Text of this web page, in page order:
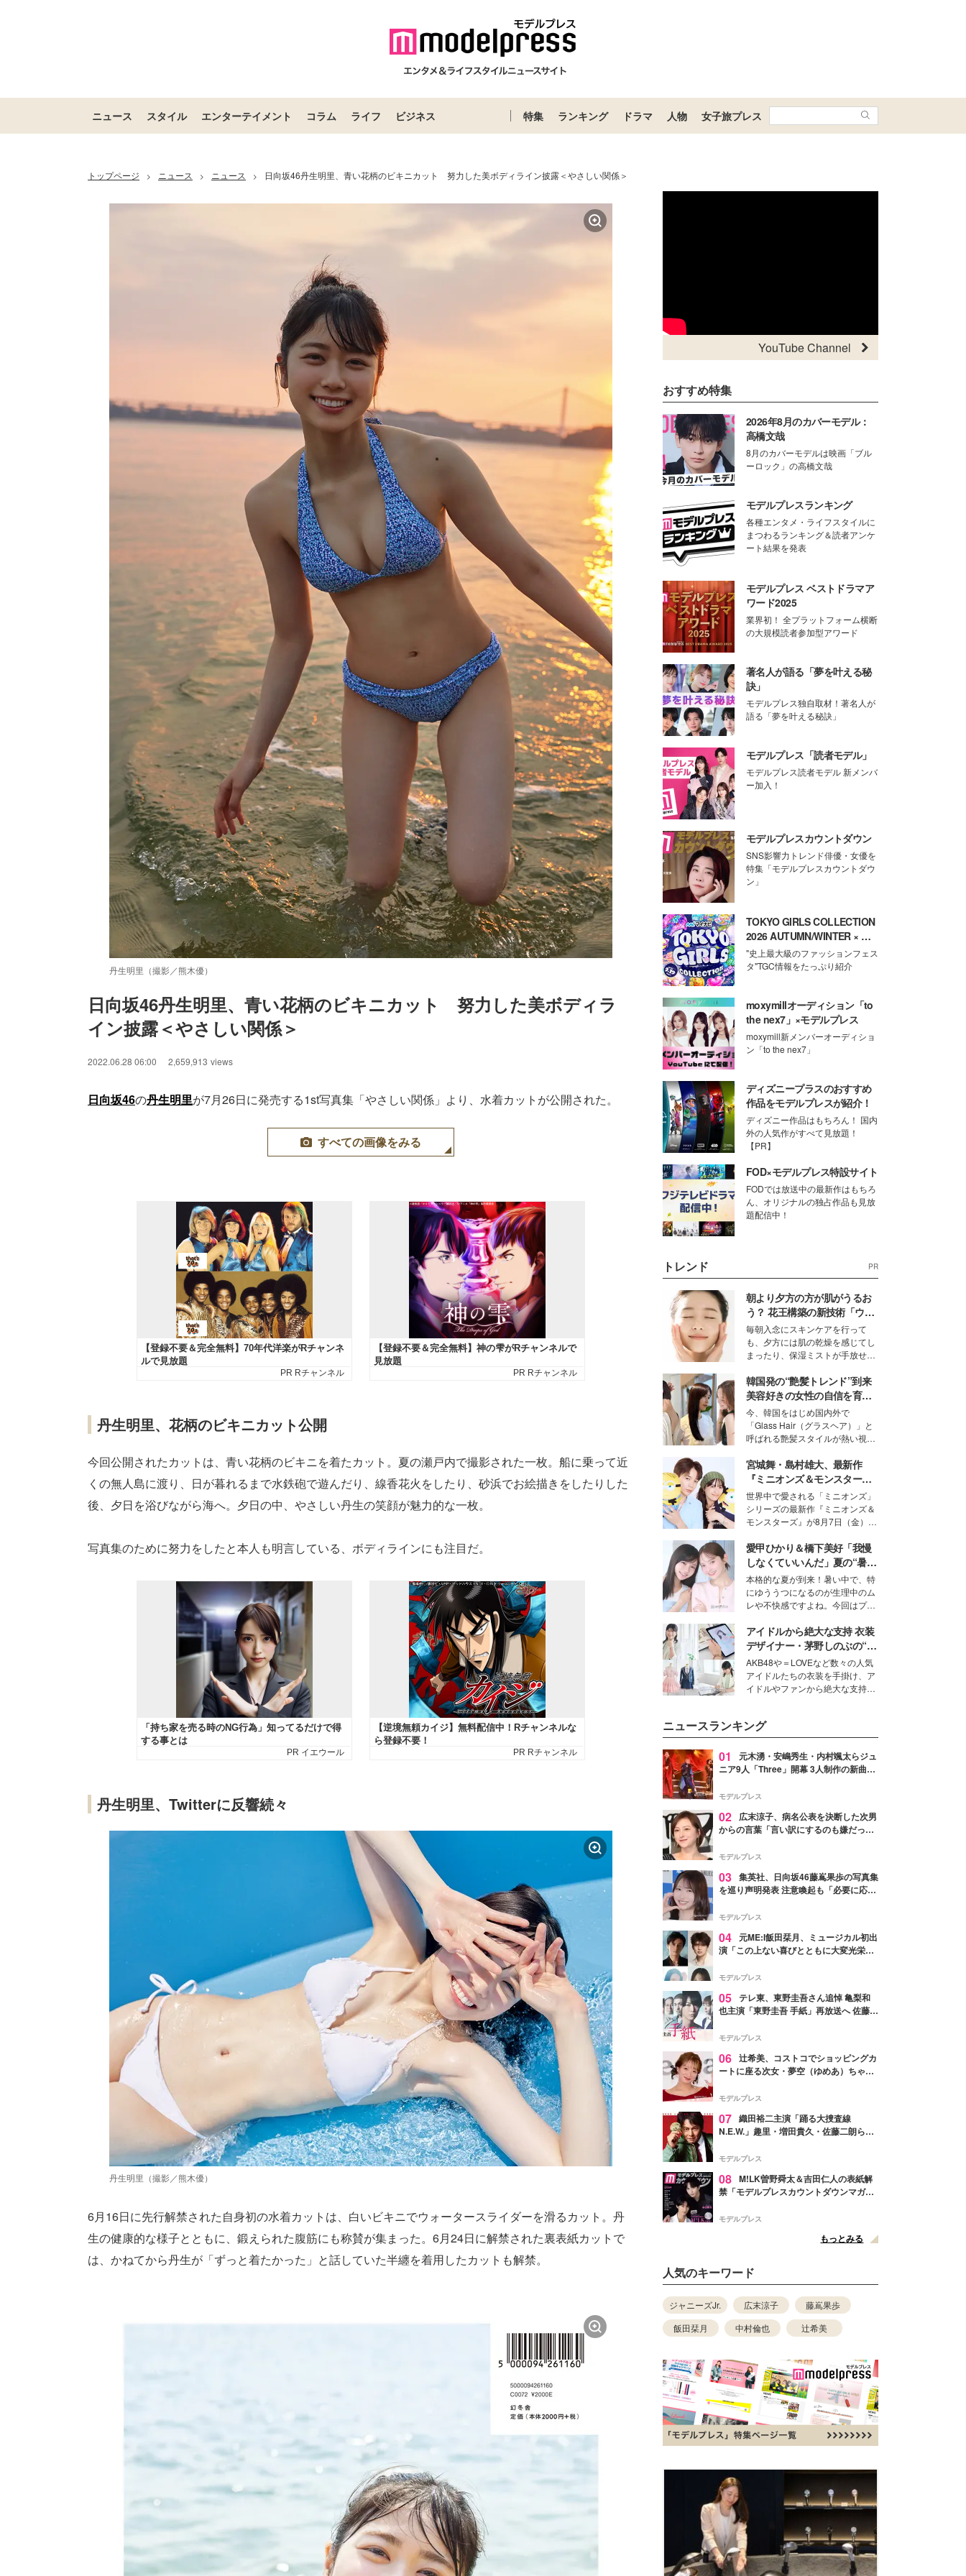
ニュース スタイル エンターテイメント コラム ライフ ビジネス 特集 ランキング ドラマ 人物 女子旅プレス
トップページ > ニュース > ニュース > 日向坂46丹生明里、青い花柄のビキニカット 努力した美ボディライン披露＜やさしい関係＞
丹生明里（撮影／熊木優）
日向坂46丹生明里、青い花柄のビキニカット　努力した美ボディラ
イン披露＜やさしい関係＞
2022.06.28 06:00 2,659,913 views
日向坂46の丹生明里が7月26日に発売する1st写真集「やさしい関係」より、水着カットが公開された。
すべての画像をみる
丹生明里、花柄のビキニカット公開
今回公開されたカットは、青い花柄のビキニを着たカット。夏の瀬戸内で撮影された一枚。船に乗って近
くの無人島に渡り、日が暮れるまで水鉄砲で遊んだり、線香花火をしたり、砂浜でお絵描きをしたりした
後、夕日を浴びながら海へ。夕日の中、やさしい丹生の笑顔が魅力的な一枚。
写真集のために努力をしたと本人も明言している、ボディラインにも注目だ。
丹生明里、Twitterに反響続々
丹生明里（撮影／熊木優）
6月16日に先行解禁された自身初の水着カットは、白いビキニでウォータースライダーを滑るカット。丹
生の健康的な様子とともに、鍛えられた腹筋にも称賛が集まった。6月24日に解禁された裏表紙カットで
は、かねてから丹生が「ずっと着たかった」と話していた半纏を着用したカットも解禁。
YouTube Channel
おすすめ特集
2026年8月のカバーモデル：
高橋文哉
8月のカバーモデルは映画「ブル
ーロック」の高橋文哉
モデルプレスランキング
各種エンタメ・ライフスタイルに
まつわるランキング＆読者アンケ
ート結果を発表
モデルプレス ベストドラマア
ワード2025
業界初！ 全プラットフォーム横断
の大規模読者参加型アワード
著名人が語る「夢を叶える秘
訣」
モデルプレス独自取材！著名人が
語る「夢を叶える秘訣」
モデルプレス「読者モデル」
モデルプレス読者モデル 新メンバ
ー加入！
モデルプレスカウントダウン
SNS影響力トレンド俳優・女優を
特集「モデルプレスカウントダウ
ン」
TOKYO GIRLS COLLECTION
2026 AUTUMN/WINTER × モ
デルプレス
"史上最大級のファッションフェス
タ"TGC情報をたっぷり紹介
moxymillオーディション「to
the nex7」×モデルプレス
moxymill新メンバーオーディショ
ン「to the nex7」
ディズニープラスのおすすめ
作品をモデルプレスが紹介！
ディズニー作品はもちろん！ 国内
外の人気作がすべて見放題！
【PR】
FOD×モデルプレス特設サイト
FODでは放送中の最新作はもちろ
ん、オリジナルの独占作品も見放
題配信中！
トレンド PR
朝より夕方の方が肌がうるお
う？ 花王構築の新技術「ウォ
ーターキャプチャリングスキ
ン（捕水肌）」がスキンケア
の常識を変える予感
毎朝入念にスキンケアを行って
も、夕方には肌の乾燥を感じてし
まったり、保湿ミストが手放せな
な美容の常識を大きく変える可能
性を秘めた、革新的な「Water
Capturing Skin（ウォーターキャ
プチャリングスキン：捕水肌）」
技術を、花王が構築した。
韓国発の“艶髪トレンド”到来
美容好きの女性の自信を育む
「ヘアケア事情」って？
今、韓国をはじめ国内外で
「Glass Hair（グラスヘア）」と
呼ばれる艶髪スタイルが熱い視線
ションの完成度を高めるベースと
して、“髪そのものの美しさ”に改
めて注目する人が増えている様
子。今回は、そんな憧れの艶やか
な髪を日常で叶える、美容好きの
女性たちのヘアケア事情を紹介し
ます。
宮城舞・島村雄大、最新作
『ミニオンズ＆モンスター
ズ』の魅力熱弁 ハチャメチャ
だけじゃない“友情と絆”に感
動
世界中で愛される「ミニオンズ」
シリーズの最新作『ミニオンズ＆
モンスターズ』が8月7日（金）に
ニオン好き”という共通点を持つモ
デルの宮城舞と島村雄大の特別対
談をお届け！それぞれの視点か
ら、今作ならではの魅力や予想外
の感動をもたらす奥深いストーリ
ーについて熱く語り合ってもらっ
た。
愛甲ひかり＆橋下美好「我慢
しなくていいんだ」夏の“暑さ
対策”の新しい選択肢とは？
本格的な夏が到来！暑い中で、特
にゆううつになるのが生理中のム
レや不快感ですよね。今回はプラ
モデル・愛甲ひかりさんと橋下美
好さんを迎えて本音で女子会トー
ク。猛暑のお出かけを快適に過ご
すヒントや、2人が感動した夏の
生理の新常識にも迫りました。
アイドルから絶大な支持 衣装
デザイナー・茅野しのぶの“可
愛い”を作る美学＜「シチズン
クロスシー」インタビュー＞
AKB48や＝LOVEなど数々の人気
アイドルたちの衣装を手掛け、ア
イドルやファンから絶大な支持を
ター・茅野しのぶ。一人ひとりの
個性に寄り添い、魅力を引き出す
衣装作りは、多くの女性たちに勇
気と自信を与え続けている。
ニュースランキング
01
元木湧・安嶋秀生・内村颯太らジュ
ニア9人「Three」開幕 3人制作の新曲＆
進んで夢を掴みたい」【ゲネプロレポ】
モデルプレス
02
広末涼子、病名公表を決断した次男
からの言葉「言い訳にするのも嫌だっ
モデルプレス
03 集英社、日向坂46藤嶌果歩の写真集
を巡り声明発表 注意喚起も「必要に応じ
モデルプレス
04 元ME:I飯田栞月、ミュージカル初出
演「この上ない喜びとともに大変光栄」
ャスト発表
モデルプレス
05 テレ東、東野圭吾さん追悼 亀梨和
也主演「東野圭吾 手紙」再放送へ 佐藤隆
モデルプレス
06 辻希美、コストコでショッピングカ
ートに座る次女・夢空（ゆめあ）ちゃん
ぎ」「成長を感じる」の声
モデルプレス
07 織田裕二主演「踊る大捜査線
N.E.W.」趣里・増田貴久・佐藤二朗ら新
徴する“謎のキーワード”も
モデルプレス
08 M!LK曽野舜太＆吉田仁人の表紙解
禁「モデルプレスカウントダウンマガジ
モデルプレス
もっとみる
人気のキーワード
ジャニーズJr. 広末涼子
藤嶌果歩
飯田栞月
中村倫也 辻希美